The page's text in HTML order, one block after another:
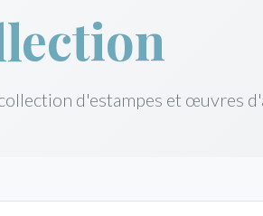
d'estampes et œuvres